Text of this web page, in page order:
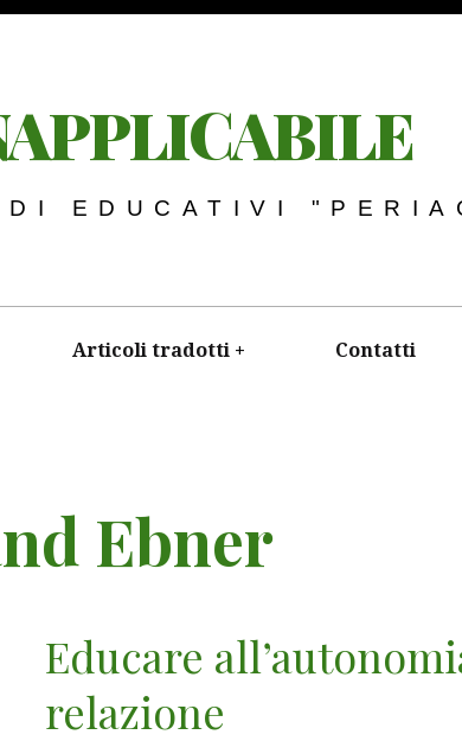
EDUCATIVI
Articoli tradotti Contatti
Ebner
Educare
relazione